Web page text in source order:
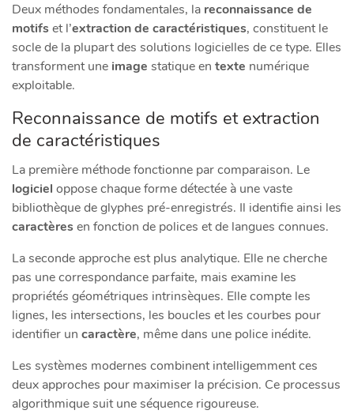
Deux méthodes fondamentales, la reconnaissance de
motifset l’extraction de caractéristiques, constituent le
socle de la plupart des solutions logicielles de ce type. Elles
transforment une image statique en texte numérique
exploitable.
Reconnaissance de motifs et extraction
de caractéristiques
La première méthode fonctionne par comparaison. Le
logiciel oppose chaque forme détectée à une vaste
bibliothèque de glyphes pré-enregistrés. Il identifie ainsi les
caractèresen fonction de polices et de langues connues.
La seconde approche est plus analytique. Elle ne cherche
pas une correspondance parfaite, mais examine les
propriétés géométriques intrinsèques. Elle compte les
lignes, les intersections, les boucles et les courbes pour
identifier un caractère, même dans une police inédite.
Les systèmes modernes combinent intelligemment ces
deux approches pour maximiser la précision. Ce processus
algorithmique suit une séquence rigoureuse.